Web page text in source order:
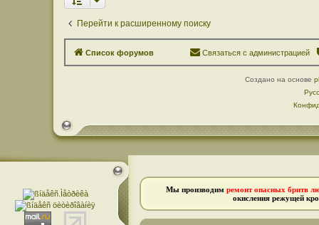
Перейти к расширенному поиску
Список форумов Связаться с администрацией
Создано на основе
Мы производим ремонт опасных бритв
окисления режущей